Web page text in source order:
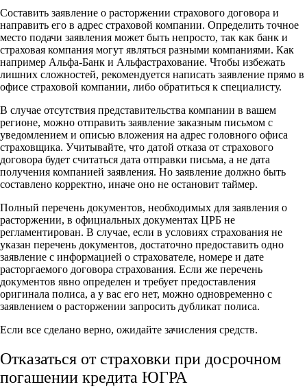
Составить заявление о расторжении страхового договора и
направить его в адрес страховой компании. Определить точное
место подачи заявления может быть непросто, так как банк и
страховая компания могут являться разными компаниями. Как
например Альфа-Банк и Альфастрахование. Чтобы избежать
лишних сложностей, рекомендуется написать заявление прямо в
офисе страховой компании, либо обратиться к специалисту.
В случае отсутствия представительства компании в вашем
регионе, можно отправить заявление заказным письмом с
уведомлением и описью вложения на адрес головного офиса
страховщика. Учитывайте, что датой отказа от страхового
договора будет считаться дата отправки письма, а не дата
получения компанией заявления. Но заявление должно быть
составлено корректно, иначе оно не остановит таймер.
Полный перечень документов, необходимых для заявления о
расторжении, в официальных документах ЦРБ не
регламентирован. В случае, если в условиях страхования не
указан перечень документов, достаточно предоставить одно
заявление с информацией о страхователе, номере и дате
расторгаемого договора страхования. Если же перечень
документов явно определен и требует предоставления
оригинала полиса, а у вас его нет, можно одновременно с
заявлением о расторжении запросить дубликат полиса.
Если все сделано верно, ожидайте зачисления средств.
Отказаться от страховки при досрочном
погашении кредита ЮГРА